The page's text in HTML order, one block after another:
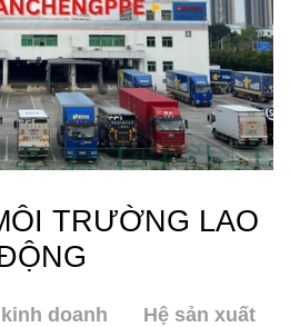
TRƯỜNG LAO
doanh Hệ sản xuất